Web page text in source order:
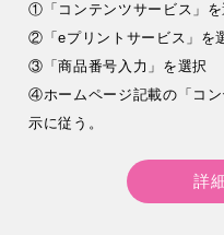
①「コンテンツサービス」を
②「eプリントサービス」を
③「商品番号入力」を選択
④ホームページ記載の「コ
示に従う。
詳